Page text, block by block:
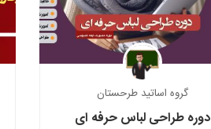
گروه اساتید طرحستان
دوره طراحی لباس حرفه ای